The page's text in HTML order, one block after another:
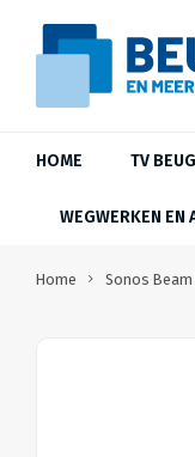
HOME TV
WEGWERKEN EN
Home Sonos